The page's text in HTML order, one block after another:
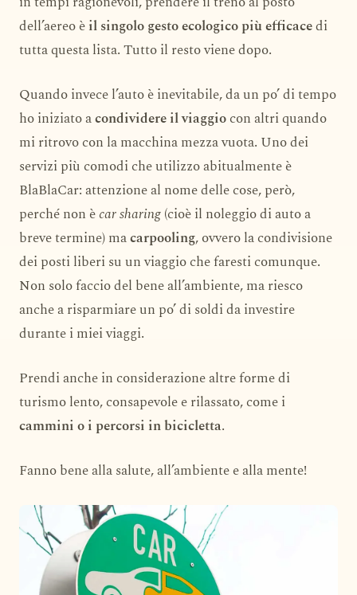
dell’aereo èil singolo gesto ecologico più efficacedi
tutta questa lista. Tutto il resto viene dopo.
Quando invece l’auto è inevitabile, da un po’ di tempo
ho iniziato acondividere il viaggiocon altri quando
mi ritrovo con la macchina mezza vuota. Uno dei
servizi più comodi che utilizzo abitualmente è
BlaBlaCar: attenzione al nome delle cose, però,
perché non ècar sharing(cioè il noleggio di auto a
breve termine) macarpooling, ovvero la condivisione
dei posti liberi su un viaggio che faresti comunque.
Non solo faccio del bene all’ambiente, ma riesco
anche a risparmiare un po’ di soldi da investire
durante i miei viaggi.
Prendi anche in considerazione altre forme di
turismo lento, consapevole e rilassato, come i
cammini o i percorsi in bicicletta.
Fanno bene alla salute, all’ambiente e alla mente!